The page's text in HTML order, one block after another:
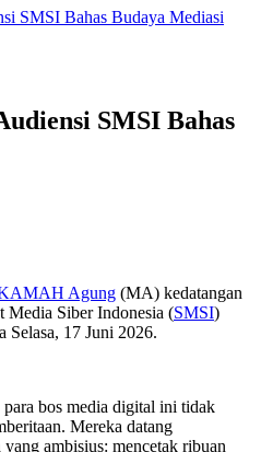
SMSI Bahas Budaya Mediasi
SMSI Bahas
Agung (MA) kedatangan
Media Siber Indonesia (SMSI)
Selasa, 17 Juni 2026.
bos media digital ini tidak
Mereka datang
ambisius: mencetak ribuan